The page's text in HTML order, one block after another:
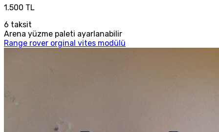
1.500 TL
6 taksit
Arena yüzme paleti ayarlanabilir
Range rover orginal vites modülü